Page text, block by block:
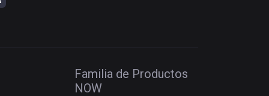
Familia de Productos
NOW